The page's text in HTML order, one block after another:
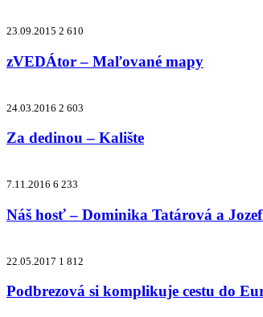
23.09.2015 2 610
zVEDÁtor – Maľované mapy
24.03.2016 2 603
Za dedinou – Kalište
7.11.2016 6 233
Náš hosť – Dominika Tatárová a
22.05.2017 1 812
Podbrezová si komplikuje cestu do